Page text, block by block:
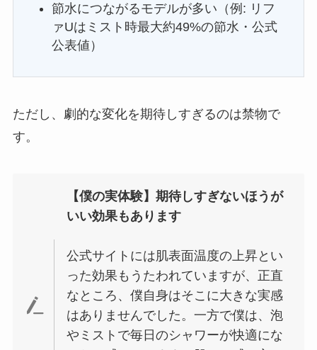
節水につながるモデルが多い（例: リフ
ァUはミスト時最大約49%の節水・公式
公表値）
ただし、劇的な変化を期待しすぎるのは禁物で
す。
【僕の実体験】期待しすぎないほうが
いい効果もあります
公式サイトには肌表面温度の上昇とい
った効果もうたわれていますが、正直
なところ、僕自身はそこに大きな実感
はありませんでした。一方で僕は、泡
やミストで毎日のシャワーが快適にな